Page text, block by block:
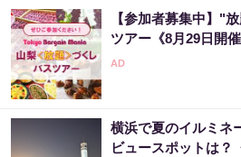
まか
PR（合同会社デジタルフ
PR（合同会社デジタルフ
【参加者募集中】"
ツアー《8月29日開催
横浜で夏のイルミネ
ビュースポットは？